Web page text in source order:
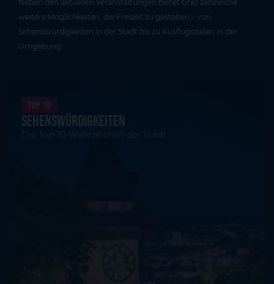
Neben den aktuellen Veranstaltungen bietet Graz zahlreiche
weitere Möglichkeiten, die Freizeit zu gestalten – von
Sehenswürdigkeiten in der Stadt bis zu Ausflugszielen in der
Umgebung.
Top 10
Sehenswürdigkeiten
Die Top-10-Wahrzeichen der Stadt